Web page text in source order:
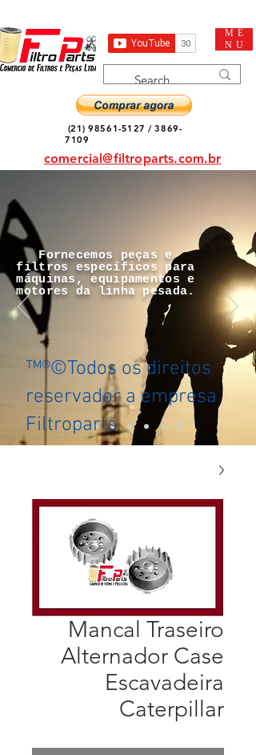
ME
NU
(21) 98561-5127 /3869-
7109
comercial@filtroparts.com.br
Fornecemos peças e
filtros específicos para
máquinas, equipamentos e
motores da linha pesada.
™®©Todos os direitos
reservador a empresa
Filtroparts.
Mancal Traseiro
Alternador Case
Escavadeira
Caterpillar